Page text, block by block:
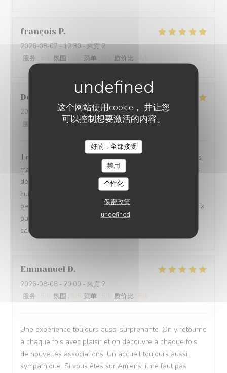
这个网站使用cookie， 并让您
可以控制想要激活的内容。
好的，全部接受
禁用
个性化
保密政策
undefined
françois P
2026-08-07- 12:30 - 来宾 2
服务 : 氛围 : 菜单 : 质价比 :
Dorion
2026-08-08- 19:30 - 来宾 2
服务
氛围: 5/5 菜单:5/5 质价比: 5 /5
Il n'y a aucune fausses notes sur sur restaurant,les plats
magnifiquement presentés et surtout délicieux avec Des
découvertes surprenantes. Le lieu atypique avec sa
cuisine ouverte et très bien décoré. Et pour finir un
personnel au petits soins. Bref un lieu rapport qualité prix
parfait. Nous avons découvert ce restaurant via un
cadeau. Mais nous y reviendrons avec plaisir. Merci
Emmanuel D
2026-08-08 - 20:00 - 来宾 2
服务 : 氛围 : 菜单 : 质价比 :
Une expérience toujours aussi surprenante. On y retourne
à chaque fois avec plaisir et on découvre à chaque fois
de nouvelles associations. Un accueil toujours aussi
sympathique. Si vous êtes sur Amiens, il ne faut pas